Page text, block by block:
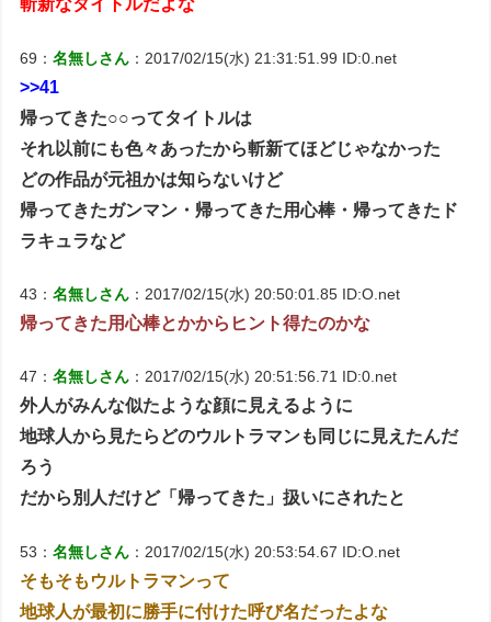
斬新なタイトルだよな
69：名無しさん ：2017/02/15(水) 21:31:51.99 ID:0.net
>>41
帰ってきた○○ってタイトルは
それ以前にも色々あったから斬新てほどじゃなかった
どの作品が元祖かは知らないけど
帰ってきたガンマン・帰ってきた用心棒・帰ってきたド
ラキュラなど
43：名無しさん ：2017/02/15(水) 20:50:01.85 ID:O.net
帰ってきた用心棒とかからヒント得たのかな
47：名無しさん ：2017/02/15(水) 20:51:56.71 ID:0.net
外人がみんな似たような顔に見えるように
地球人から見たらどのウルトラマンも同じに見えたんだ
ろう
だから別人だけど「帰ってきた」扱いにされたと
53：名無しさん ：2017/02/15(水) 20:53:54.67 ID:O.net
そもそもウルトラマンって
地球人が最初に勝手に付けた呼び名だったよな